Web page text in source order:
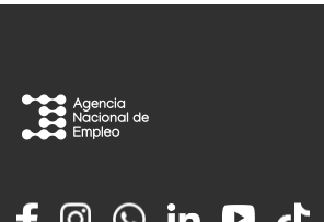
FacebookInstagramWhatsappLinkedInYouTube
TikTok